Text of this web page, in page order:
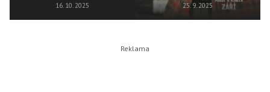
16. 10. 2025 25. 9. 2025